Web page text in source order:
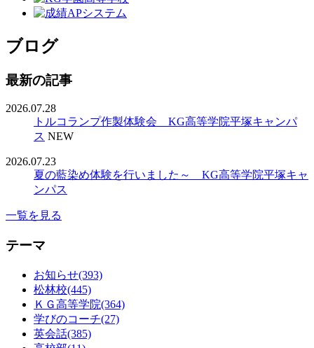
ブログ
最新の記事
2026.07.28
トルコランプ作製体験会 KG高等学院平塚キャンパ
ス NEW
2026.07.23
夏の藍染め体験を行いました～ KG高等学院平塚キャ
ンパス
一覧を見る
テーマ
お知らせ(393)
松林校(445)
ＫＧ高等学院(364)
学びのコーチ(27)
英会話(385)